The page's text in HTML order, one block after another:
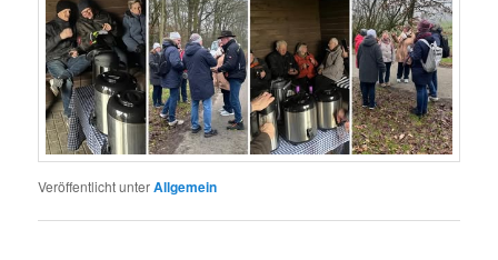
Veröffentlicht unterAllgemein